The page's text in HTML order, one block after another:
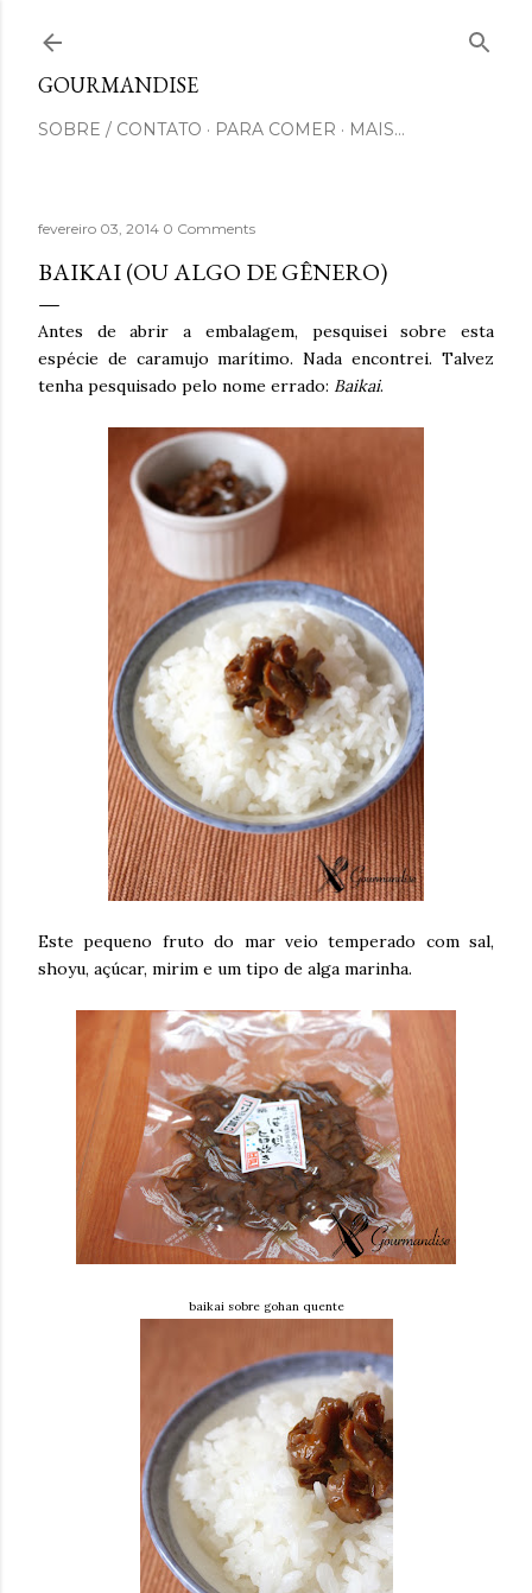
GOURMANDISE
SOBRE / CONTATO PARA COMER MAIS…
fevereiro 03, 2014 0 Comments
BAIKAI (OU ALGO DE GÊNERO)
Antes de abrir a embalagem, pesquisei sobre esta
espécie de caramujo marítimo. Nada encontrei. Talvez
tenha pesquisado pelo nome errado: Baikai.
Este pequeno fruto do mar veio temperado com sal,
shoyu, açúcar, mirim e um tipo de alga marinha.
baikai sobre gohan quente